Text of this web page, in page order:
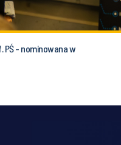
PŚ - nominowana w